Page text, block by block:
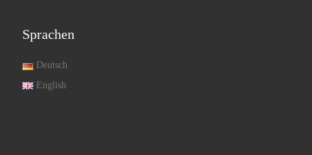
Sprachen
Deutsch
English